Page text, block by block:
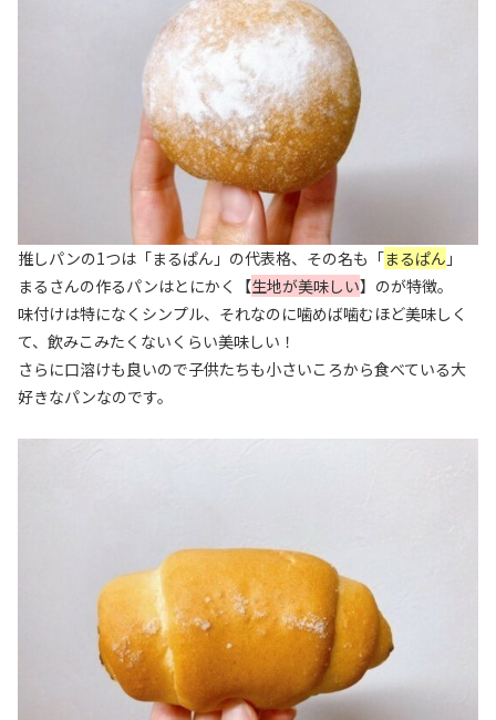
推しパンの1つは「まるぱん」の代表格、その名も「まるぱん 」
まるさんの作るパンはとにかく【生地が美味しい】のが特徴。
味付けは特になくシンプル、それなのに噛めば噛むほど美味しく
て、飲みこみたくないくらい美味しい！
さらに口溶けも良いので子供たちも小さいころから食べている大
好きなパンなのです。